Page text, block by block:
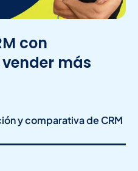
con
más
y comparativa de CRM